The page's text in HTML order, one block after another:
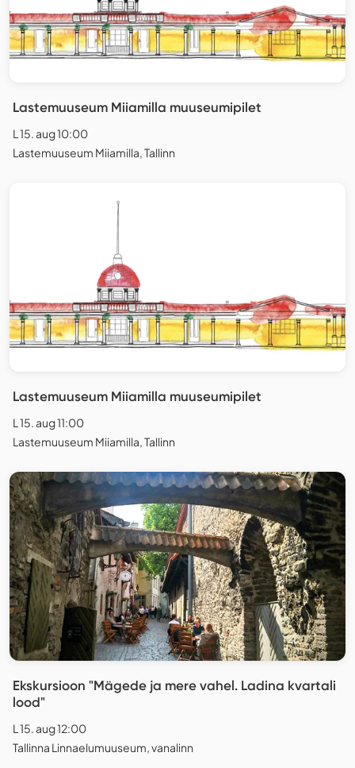
Lastemuuseum Miiamilla muuseumipilet
L 15. aug 10:00
Lastemuuseum Miiamilla, Tallinn
Lastemuuseum Miiamilla muuseumipilet
L 15. aug 11:00
Lastemuuseum Miiamilla, Tallinn
Ekskursioon "Mägede ja mere vahel. Ladina kvartali
lood"
L 15. aug 12:00
Tallinna Linnaelumuuseum, vanalinn